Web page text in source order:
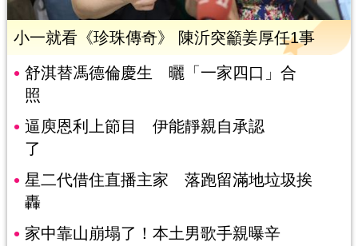
小一就看《珍珠傳奇》 陳沂突籲姜厚任1事
舒淇替馮德倫慶生 曬「一家四口」合
照
逼庾恩利上節目 伊能靜親自承認
了
星二代借住直播主家 落跑留滿地垃圾挨
轟
家中靠山崩塌了！本土男歌手親曝辛